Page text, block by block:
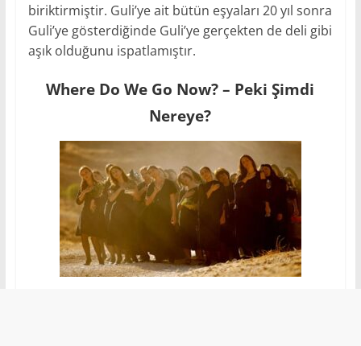
biriktirmiştir. Guli’ye ait bütün eşyaları 20 yıl sonra
Guli’ye gösterdiğinde Guli’ye gerçekten de deli gibi
aşık olduğunu ispatlamıştır.
Where Do We Go Now? – Peki Şimdi
Nereye?